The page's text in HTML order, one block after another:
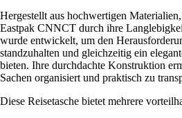
Hergestellt aus hochwertigen
Eastpak CNNCT durch ihre
wurde entwickelt, um den
standzuhalten und gleichzeitig ein
bieten. Ihre durchdachte Konstruktion
Sachen organisiert und praktisch zu
Diese Reisetasche bietet mehrere